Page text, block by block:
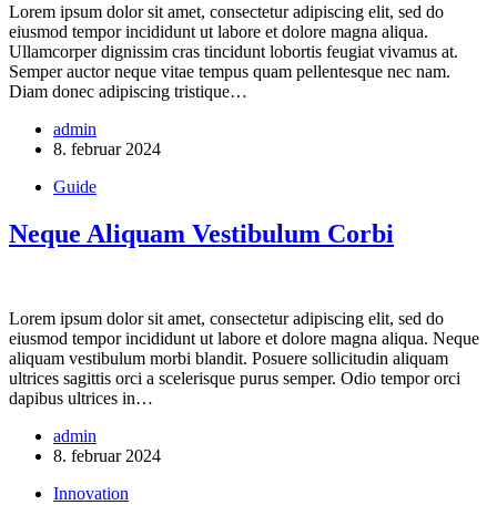
Lorem ipsum dolor sit amet, consectetur adipiscing elit, sed do
eiusmod tempor incididunt ut labore et dolore magna aliqua.
Ullamcorper dignissim cras tincidunt lobortis feugiat vivamus at.
Semper auctor neque vitae tempus quam pellentesque nec nam.
Diam donec adipiscing tristique…
admin
8. februar 2024
Guide
Neque Aliquam Vestibulum Corbi
Lorem ipsum dolor sit amet, consectetur adipiscing elit, sed do
eiusmod tempor incididunt ut labore et dolore magna aliqua. Neque
aliquam vestibulum morbi blandit. Posuere sollicitudin aliquam
ultrices sagittis orci a scelerisque purus semper. Odio tempor orci
dapibus ultrices in…
admin
8. februar 2024
Innovation